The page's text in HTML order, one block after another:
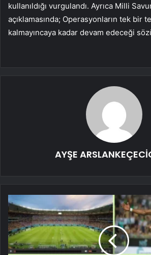
kullanıldığı vurgulandı. Ayrıca Milli
açıklamasında; Operasyonların tek bir
kalmayıncaya kadar devam edeceği
AYŞE